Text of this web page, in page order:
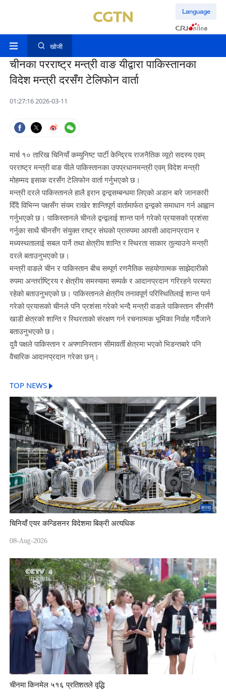
Language
खोजी
चीनका परराष्ट्र मन्त्री वाङ यीद्वारा पाकिस्तानका
विदेश मन्त्री दरसँग टेलिफोन वार्ता
01:27:16 2026-03-11
मार्च १० तारिख चिनियाँ कम्युनिष्ट पार्टी केन्द्रिय राजनैतिक व्यूरो सदस्य एवम्
परराष्ट्र मन्त्री वाङ यीले पाकिस्तानका उपप्रधानमन्त्री एवम् विदेश मन्त्री
मोहम्मद इसाक दरसँग टेलिफोन वार्ता गर्नुभएको छ।
मन्त्री दरले पाकिस्तानले हालै इरान द्वन्द्वसम्बन्धमा लिएको अडान बारे जानकारी
दिँदै विभिन्न पक्षसँग संयम राखेर शान्तिपूर्ण वार्तामार्फत द्वन्द्वको समाधान गर्न आह्वान
गर्नुभएको छ। पाकिस्तानले चीनले द्वन्द्वलाई शान्त पार्न गरेको प्रयासको प्रशंसा
गर्नुका साथै चीनसँग संयुक्त राष्ट्र संघको प्रारुपमा आपसी आदानप्रदान र
मध्यस्थतालाई सबल पार्ने तथा क्षेत्रीय शान्ति र स्थिरता साकार तुल्याउने मन्त्री
दरले बताउनुभएको छ।
मन्त्री वाङले चीन र पाकिस्तान बीच सम्पूर्ण रणनैतिक सहयोगात्मक साझेदारीको
रुपमा अन्तर्राष्ट्रिय र क्षेत्रीय समस्यामा सम्पर्क र आदानप्रदान गरिरहने परम्परा
रहेको बताउनुभएको छ। पाकिस्तानले क्षेत्रीय तनावपूर्ण परिस्थितिलाई शान्त पार्न
गरेको प्रयासको चीनले पनि प्रशंसा गरेको भन्दै मन्त्री वाङले पाकिस्तान सँगसँगै
खाडी क्षेत्रको शान्ति र स्थिरताको संरक्षण गर्न रचनात्मक भूमिका निर्वाह गर्दैजाने
बताउनुभएको छ।
दुवै पक्षले पाकिस्तान र अफ्गानिस्तान सीमावर्ती क्षेत्रमा भएको भिडन्तबारे पनि
वैचारिक आदानप्रदान गरेका छन्।
TOP NEWS
चिनियाँ एयर कन्डिसनर विदेशमा बिक्री अत्यधिक
08-Aug-2026
चीनमा किनमेल ५१६ प्रतिशतले वृद्धि